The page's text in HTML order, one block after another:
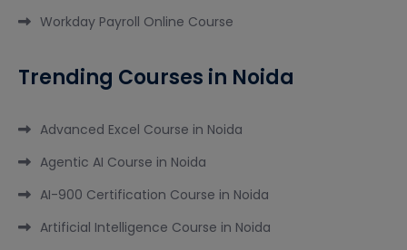
Workday Payroll Online Course
Trending Courses in Noida
Advanced Excel Course in Noida
Agentic AI Course in Noida
AI-900 Certification Course in Noida
Artificial Intelligence Course in Noida